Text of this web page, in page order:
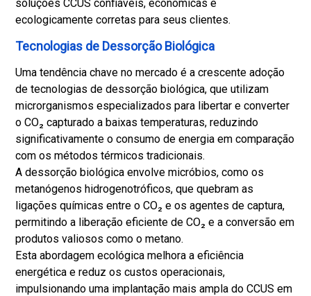
soluções CCUS confiáveis, econômicas e
ecologicamente corretas para seus clientes.
Tecnologias de Dessorção Biológica
Uma tendência chave no mercado é a crescente adoção
de tecnologias de dessorção biológica, que utilizam
microrganismos especializados para libertar e converter
o CO₂ capturado a baixas temperaturas, reduzindo
significativamente o consumo de energia em comparação
com os métodos térmicos tradicionais.
A dessorção biológica envolve micróbios, como os
metanógenos hidrogenotróficos, que quebram as
ligações químicas entre o CO₂ e os agentes de captura,
permitindo a liberação eficiente de CO₂ e a conversão em
produtos valiosos como o metano.
Esta abordagem ecológica melhora a eficiência
energética e reduz os custos operacionais,
impulsionando uma implantação mais ampla do CCUS em